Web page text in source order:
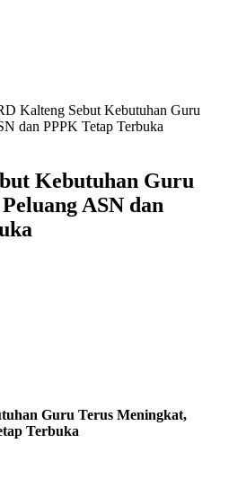
Kalteng Sebut Kebutuhan Guru
dan PPPK Tetap Terbuka
Kebutuhan Guru
ASN dan
Guru Terus Meningkat,
Terbuka